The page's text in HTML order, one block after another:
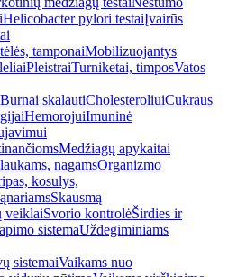
Helicobacter pylori testaiĮvairūs
tamponaiMobilizuojantys
PleistraiTurniketai, timposVatos
Burnai skalautiCholesteroliuiCukraus
HemorojuiImuninė
Medžiagų apykaitai
nagamsOrganizmo
kosulys,
Skausmą
veiklaiSvorio kontrolėŠirdies ir
sistemaUždegiminiams
sistemaiVaikams nuo